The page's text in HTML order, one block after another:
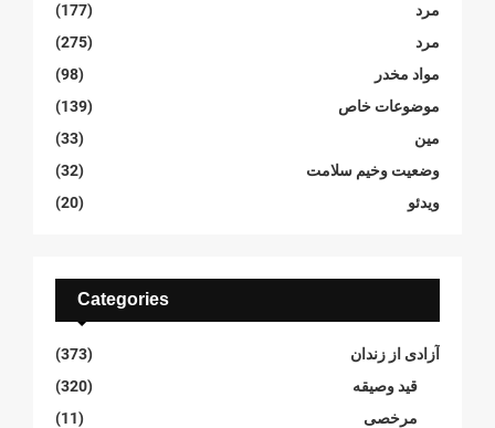
مرد
(177)
مرد
(275)
مواد مخدر
(98)
موضوعات خاص
(139)
مین
(33)
وضعیت وخیم سلامت
(32)
ویدئو
(20)
Categories
آزادی از زندان
(373)
قید وصیقه
(320)
مرخصی
(11)